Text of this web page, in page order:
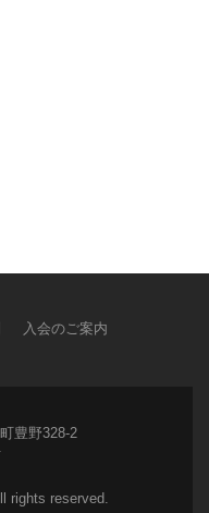
入会のご案内
豊野328-2
rights reserved.